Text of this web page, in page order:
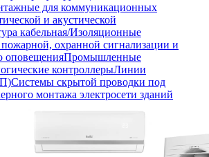
для коммуникационных
и акустической
кабельная/Изоляционные
охранной сигнализации и
оповещенияПромышленные
контроллерыЛинии
Системы скрытой проводки под
монтажа электросети зданий